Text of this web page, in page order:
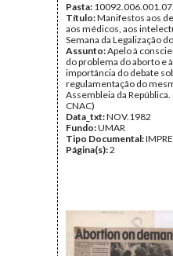
Pasta:
Título:Manifestos aos
aos médicos, aos
Semana da Legalização
Assunto:Apelo à
do problema do aborto e à
importância do debate
regulamentação do
Assembleia da
CNAC)
Data_txt:NOV.1982
Fundo:UMAR
Tipo Documental:
Página(s):2